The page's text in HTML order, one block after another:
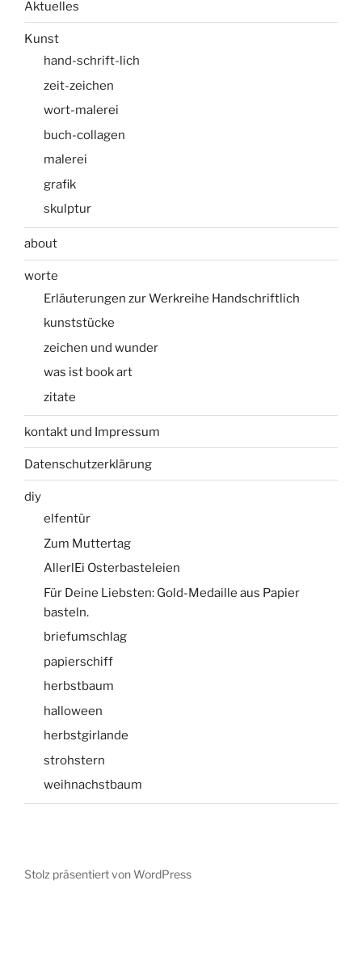
Aktuelles
Kunst
hand-schrift-lich
zeit-zeichen
wort-malerei
buch-collagen
malerei
grafik
skulptur
about
worte
Erläuterungen zur Werkreihe Handschriftlich
kunststücke
zeichen und wunder
was ist book art
zitate
kontakt und Impressum
Datenschutzerklärung
diy
elfentür
Zum Muttertag
AllerlEi Osterbasteleien
Für Deine Liebsten: Gold-Medaille aus Papier
basteln.
briefumschlag
papierschiff
herbstbaum
halloween
herbstgirlande
strohstern
weihnachstbaum
Stolz präsentiert von WordPress